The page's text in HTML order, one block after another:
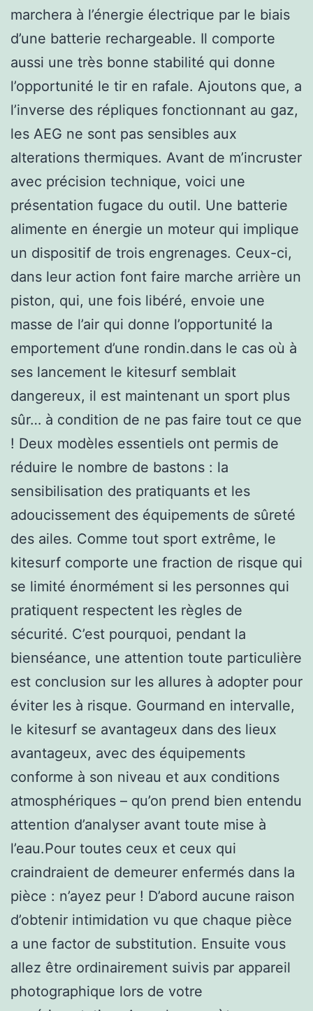
marchera à l’énergie électrique par le biais
d’une batterie rechargeable. Il comporte
aussi une très bonne stabilité qui donne
l’opportunité le tir en rafale. Ajoutons que, a
l’inverse des répliques fonctionnant au gaz,
les AEG ne sont pas sensibles aux
alterations thermiques. Avant de m’incruster
avec précision technique, voici une
présentation fugace du outil. Une batterie
alimente en énergie un moteur qui implique
un dispositif de trois engrenages. Ceux-ci,
dans leur action font faire marche arrière un
piston, qui, une fois libéré, envoie une
masse de l’air qui donne l’opportunité la
emportement d’une rondin.dans le cas où à
ses lancement le kitesurf semblait
dangereux, il est maintenant un sport plus
sûr… à condition de ne pas faire tout ce que
! Deux modèles essentiels ont permis de
réduire le nombre de bastons : la
sensibilisation des pratiquants et les
adoucissement des équipements de sûreté
des ailes. Comme tout sport extrême, le
kitesurf comporte une fraction de risque qui
se limité énormément si les personnes qui
pratiquent respectent les règles de
sécurité. C’est pourquoi, pendant la
bienséance, une attention toute particulière
est conclusion sur les allures à adopter pour
éviter les à risque. Gourmand en intervalle,
le kitesurf se avantageux dans des lieux
avantageux, avec des équipements
conforme à son niveau et aux conditions
atmosphériques – qu’on prend bien entendu
attention d’analyser avant toute mise à
l’eau.Pour toutes ceux et ceux qui
craindraient de demeurer enfermés dans la
pièce : n’ayez peur ! D’abord aucune raison
d’obtenir intimidation vu que chaque pièce
a une factor de substitution. Ensuite vous
allez être ordinairement suivis par appareil
photographique lors de votre